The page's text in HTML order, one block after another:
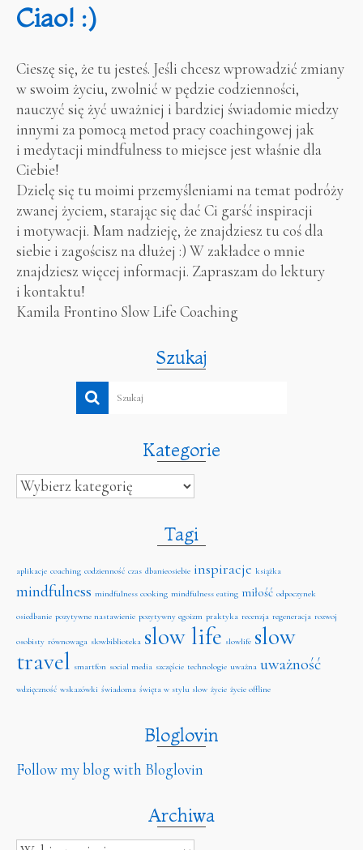
Ciao! :)
Cieszę się, że tu jesteś. Jeśli chcesz wprowadzić zmiany
w swoim życiu, zwolnić w pędzie codzienności,
nauczyć się żyć uważniej i bardziej świadomie miedzy
innymi za pomocą metod pracy coachingowej jak
i medytacji mindfulness to miejsce jest właśnie dla
Ciebie!
Dzielę się tu moimi przemyśleniami na temat podróży
zwanej życiem, starając się dać Ci garść inspiracji
i motywacji. Mam nadzieję, że znajdziesz tu coś dla
siebie i zagościsz na dłużej :) W zakładce o mnie
znajdziesz więcej informacji. Zapraszam do lektury
i kontaktu!
Kamila Frontino Slow Life Coaching
Szukaj
Kategorie
Kategorie
Tagi
aplikacje coaching codzienność czas dbanieosiebie inspiracje książka
mindfulness mindfulness cooking mindfulness eating miłość odpoczynek
osiedbanie pozytywne nastawienie pozytywny egoizm praktyka recenzja regeneracja rozwoj
osobisty równowaga slowbiblioteka slow life slowlife slow
travel smartfon social media szczęście technologie uważna uważność
wdzięczność wskazówki świadoma święta w stylu slow życie życie offline
Bloglovin
Follow my blog with Bloglovin
Archiwa